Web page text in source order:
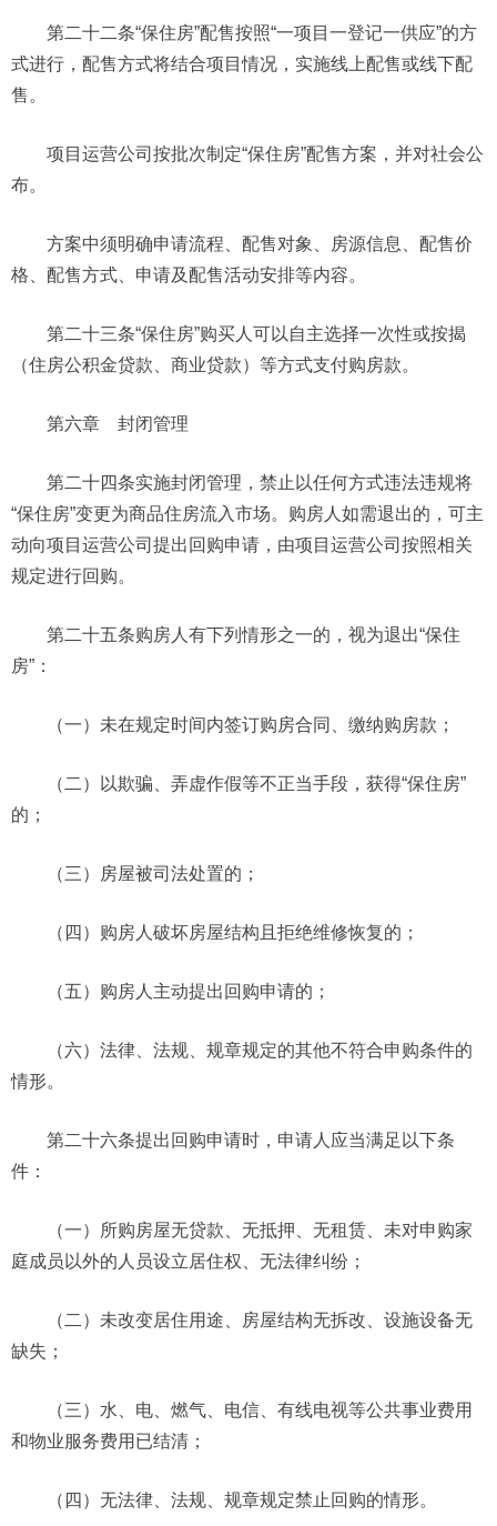
第二十二条“保住房”配售按照“一项目一登记一供应”的方
式进行，配售方式将结合项目情况，实施线上配售或线下配
售。
项目运营公司按批次制定“保住房”配售方案，并对社会公
布。
方案中须明确申请流程、配售对象、房源信息、配售价
格、配售方式、申请及配售活动安排等内容。
第二十三条“保住房”购买人可以自主选择一次性或按揭
（住房公积金贷款、商业贷款）等方式支付购房款。
第六章 封闭管理
第二十四条实施封闭管理，禁止以任何方式违法违规将
“保住房”变更为商品住房流入市场。购房人如需退出的，可主
动向项目运营公司提出回购申请，由项目运营公司按照相关
规定进行回购。
第二十五条购房人有下列情形之一的，视为退出“保住
房”：
（一）未在规定时间内签订购房合同、缴纳购房款；
（二）以欺骗、弄虚作假等不正当手段，获得“保住房”
的；
（三）房屋被司法处置的；
（四）购房人破坏房屋结构且拒绝维修恢复的；
（五）购房人主动提出回购申请的；
（六）法律、法规、规章规定的其他不符合申购条件的
情形。
第二十六条提出回购申请时，申请人应当满足以下条
件：
（一）所购房屋无贷款、无抵押、无租赁、未对申购家
庭成员以外的人员设立居住权、无法律纠纷；
（二）未改变居住用途、房屋结构无拆改、设施设备无
缺失；
（三）水、电、燃气、电信、有线电视等公共事业费用
和物业服务费用已结清；
（四）无法律、法规、规章规定禁止回购的情形。